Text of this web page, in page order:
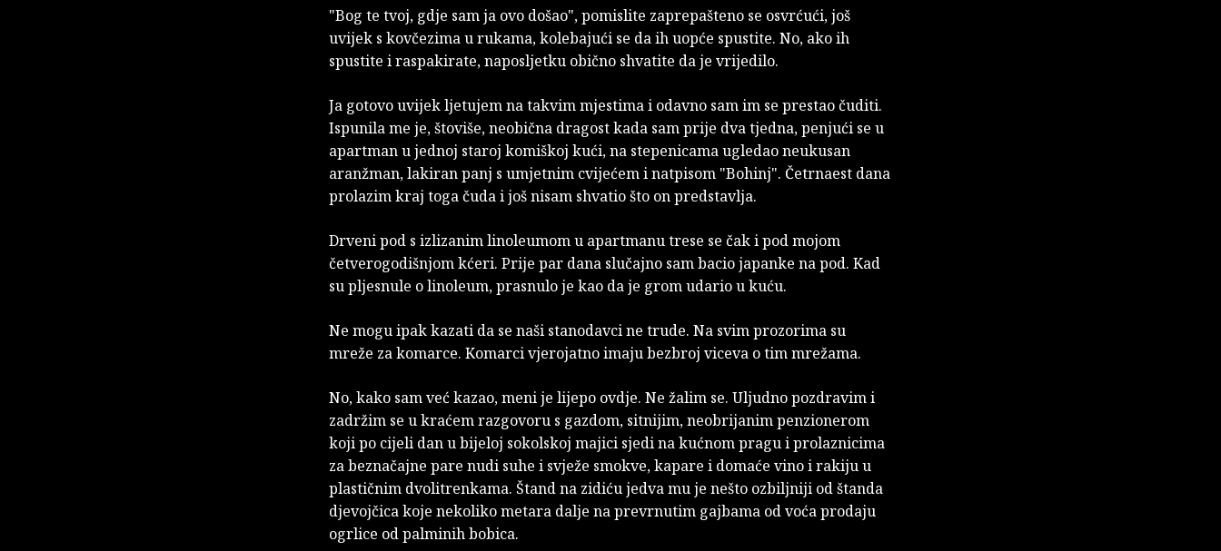
"Bog te tvoj, gdje sam ja ovo došao", pomislite zaprepašteno se osvrćući, još
uvijek s kovčezima u rukama, kolebajući se da ih uopće spustite. No, ako ih
spustite i raspakirate, naposljetku obično shvatite da je vrijedilo.
Ja gotovo uvijek ljetujem na takvim mjestima i odavno sam im se prestao čuditi.
Ispunila me je, štoviše, neobična dragost kada sam prije dva tjedna, penjući se u
apartman u jednoj staroj komiškoj kući, na stepenicama ugledao neukusan
aranžman, lakiran panj s umjetnim cvijećem i natpisom "Bohinj". Četrnaest dana
prolazim kraj toga čuda i još nisam shvatio što on predstavlja.
Drveni pod s izlizanim linoleumom u apartmanu trese se čak i pod mojom
četverogodišnjom kćeri. Prije par dana slučajno sam bacio japanke na pod. Kad
su pljesnule o linoleum, prasnulo je kao da je grom udario u kuću.
Ne mogu ipak kazati da se naši stanodavci ne trude. Na svim prozorima su
mreže za komarce. Komarci vjerojatno imaju bezbroj viceva o tim mrežama.
No, kako sam već kazao, meni je lijepo ovdje. Ne žalim se. Uljudno pozdravim i
zadržim se u kraćem razgovoru s gazdom, sitnijim, neobrijanim penzionerom
koji po cijeli dan u bijeloj sokolskoj majici sjedi na kućnom pragu i prolaznicima
za beznačajne pare nudi suhe i svježe smokve, kapare i domaće vino i rakiju u
plastičnim dvolitrenkama. Štand na zidiću jedva mu je nešto ozbiljniji od štanda
djevojčica koje nekoliko metara dalje na prevrnutim gajbama od voća prodaju
ogrlice od palminih bobica.